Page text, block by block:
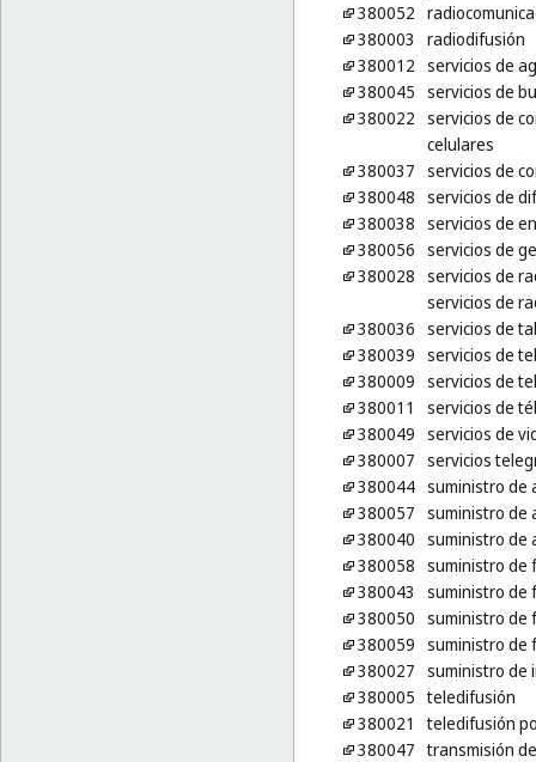
380052
380003
radiodifusión
380012 servicios de
380045 servicios de
380022 servicios de
celulares
380037 servicios de
380048 servicios de
380038 servicios de
380056 servicios de
380028 servicios de
servicios de
380036 servicios de
380039 servicios de
380009 servicios de
380011
servicios de
380049 servicios de
380007 servicios
380044 suministro de
380057 suministro de
380040 suministro de
380058 suministro de
380043
suministro de
380050 suministro de
380059 suministro de
380027 suministro de
380005 teledifusión
380021
teledifusión
380047 transmisión